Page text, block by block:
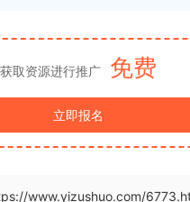
获取资源进行推广 免费
立即报名
www.yizushuo.com/